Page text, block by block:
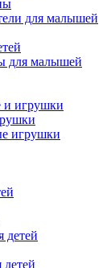
для малышей
для малышей
и игрушки
игрушки
детей